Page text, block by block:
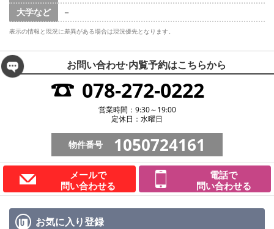
大学など
－
表示の情報と現況に差異がある場合は現況優先となります。
お問い合わせ·内覧予約はこちらから
078-272-0222
営業時間：9:30～19:00
定休日：水曜日
物件番号 1050724161
メールで
問い合わせる
電話で
問い合わせる
お気に入り登録